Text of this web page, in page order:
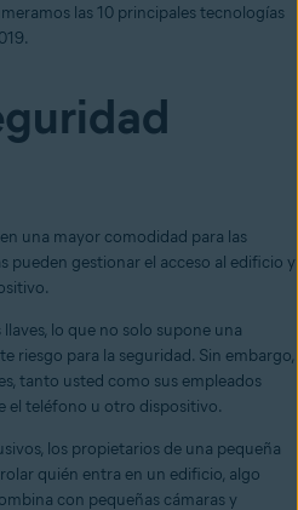
las 10 principales tecnologías
una mayor comodidad para las
pueden gestionar el acceso al edificio y
lo que no solo supone una
riesgo para la seguridad. Sin embargo,
tanto usted como sus empleados
el teléfono u otro dispositivo.
los propietarios de una pequeña
quién entra en un edificio, algo
con pequeñas cámaras y